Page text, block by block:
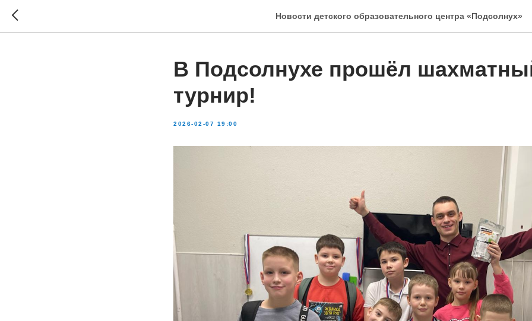
Новости детского образовательного центра «Подсолнух»
В Подсолнухе прошёл
турнир!
2026-02-07 19:00